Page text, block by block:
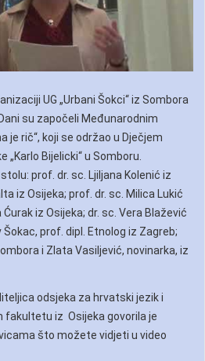
UG „Urbani Šokci“ iz Sombora
su započeli Međunarodnim
je rič“, koji se održao u Dječjem
„Karlo Bijelicki“ u Somboru.
prof. dr. sc. Ljiljana Kolenić iz
iz Osijeka; prof. dr. sc. Milica Lukić
iz Osijeka; dr. sc. Vera Blažević
prof. dipl. Etnolog iz Zagreb;
i Zlata Vasiljević, novinarka, iz
odsjeka za hrvatski jezik i
fakultetu iz Osijeka govorila je
što možete vidjeti u video